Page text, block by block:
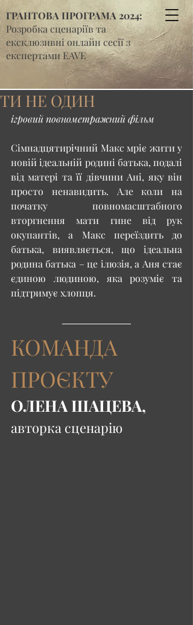
ГРАНТОВА ПРОГРАМА 2024:
Розробка сценаріїв та
ексклюзивні онлайн сесії з
експертами EAVE
ТИ НЕ ОДИН
ігровий повнометражний фільм
Сімнадцятирічний Макс мріє жити у
новій ідеальній родині батька, подалі
від матері та її дівчини Ані, яку він
просто ненавидить. Але коли на
початку повномасштабного
вторгнення мати гине від рук
окупантів, а Макс переїздить до
батька, виявляється, що ідеальна
родина батька – це ілюзія, а Аня стає
єдиною людиною, яка розуміє та
підтримує хлопця.
КОМАНДА
ПРОЄКТУ
ОЛЕНА ШАЦЕВА,
авторка сценарію